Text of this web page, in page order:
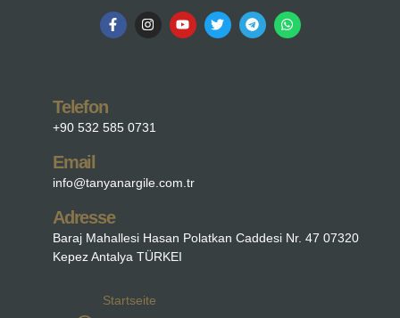
Telefon
+90 532 585 0731
Email
info@tanyanargile.com.tr
Adresse
Baraj Mahallesi Hasan Polatkan Caddesi Nr. 47 07320
Kepez Antalya TÜRKEI
Startseite